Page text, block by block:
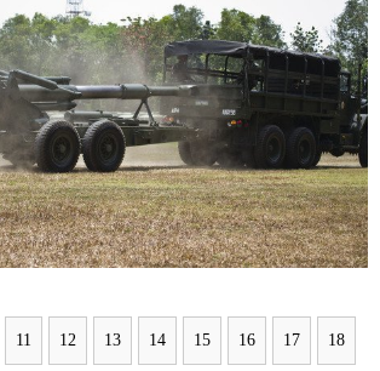
11 12 13 14 15 16 17 18